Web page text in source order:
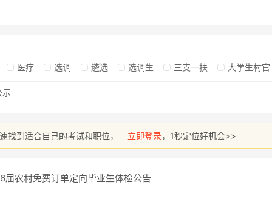
医疗 选调 遴选 选调生 三支一扶 大学生村官
示
找到适合自己的考试和职位， 立即登录，1秒定位好机会>>
届农村免费订单定向毕业生体检公告